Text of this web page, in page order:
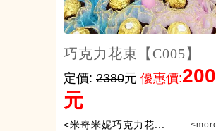
巧克力花束【C005】
定價: 2380元 優惠價:
元
<米奇米妮巧克力花...